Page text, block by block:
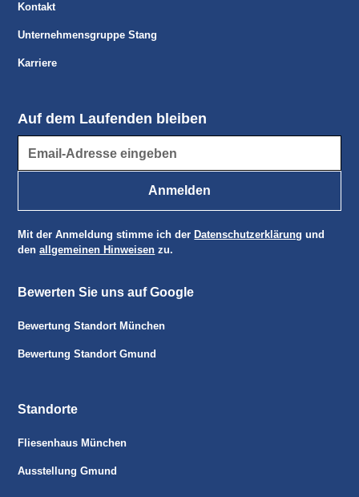
Kontakt
Unternehmensgruppe Stang
Karriere
Auf dem Laufenden bleiben
Mit der Anmeldung stimme ich der Datenschutzerklärung und
denallgemeinen Hinweisen zu.
Bewerten Sie uns auf Google
Bewertung Standort München
Bewertung Standort Gmund
Standorte
Fliesenhaus München
Ausstellung Gmund